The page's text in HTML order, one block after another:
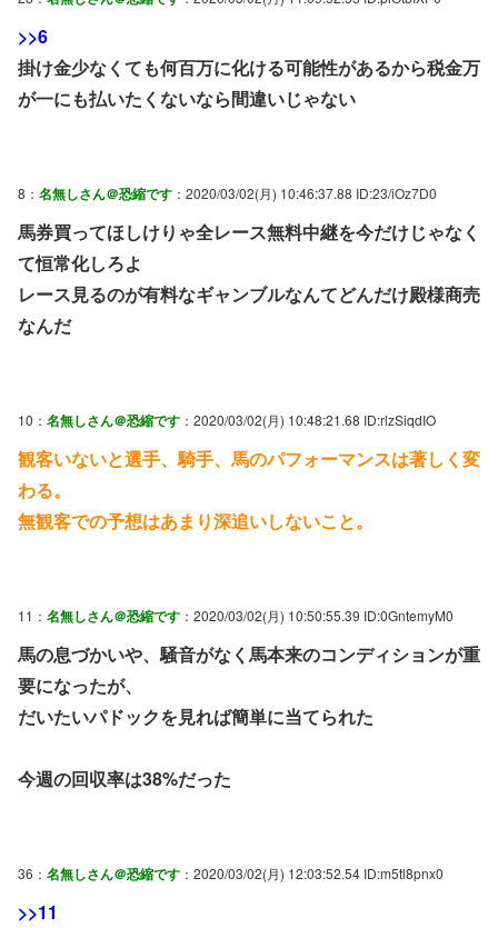
>>6
掛け金少なくても何百万に化ける可能性があるから税金万
が一にも払いたくないなら間違いじゃない
8： 名無しさん＠恐縮です ：2020/03/02(月) 10:46:37.88 ID:23/iOz7D0
馬券買ってほしけりゃ全レース無料中継を今だけじゃなく
て恒常化しろよ
レース見るのが有料なギャンブルなんてどんだけ殿様商売
なんだ
10： 名無しさん＠恐縮です ：2020/03/02(月) 10:48:21.68 ID:rlzSiqdIO
観客いないと選手、騎手、馬のパフォーマンスは著しく変
わる。
無観客での予想はあまり深追いしないこと。
11： 名無しさん＠恐縮です ：2020/03/02(月) 10:50:55.39 ID:0GntemyM0
馬の息づかいや、騒音がなく馬本来のコンディションが重
要になったが、
だいたいパドックを見れば簡単に当てられた
今週の回収率は38%だった
36： 名無しさん＠恐縮です ：2020/03/02(月) 12:03:52.54 ID:m5tl8pnx0
>>11